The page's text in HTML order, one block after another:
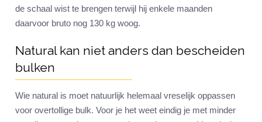
de schaal wist te brengen terwijl hij enkele maanden
daarvoor bruto nog 130 kg woog.
Natural kan niet anders dan bescheiden
bulken
Wie natural is moet natuurlijk helemaal vreselijk oppassen
voor overtollige bulk. Voor je het weet eindig je met minder